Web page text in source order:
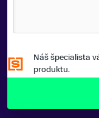
Náš špecialista
produktu.